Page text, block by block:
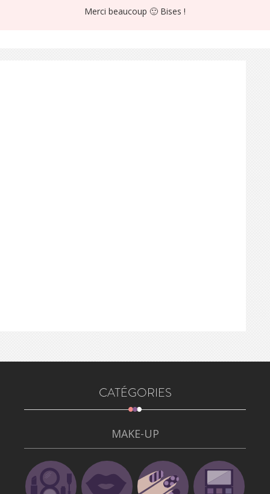
Merci beaucoup 🙂 Bises !
CATÉGORIES
MAKE-UP